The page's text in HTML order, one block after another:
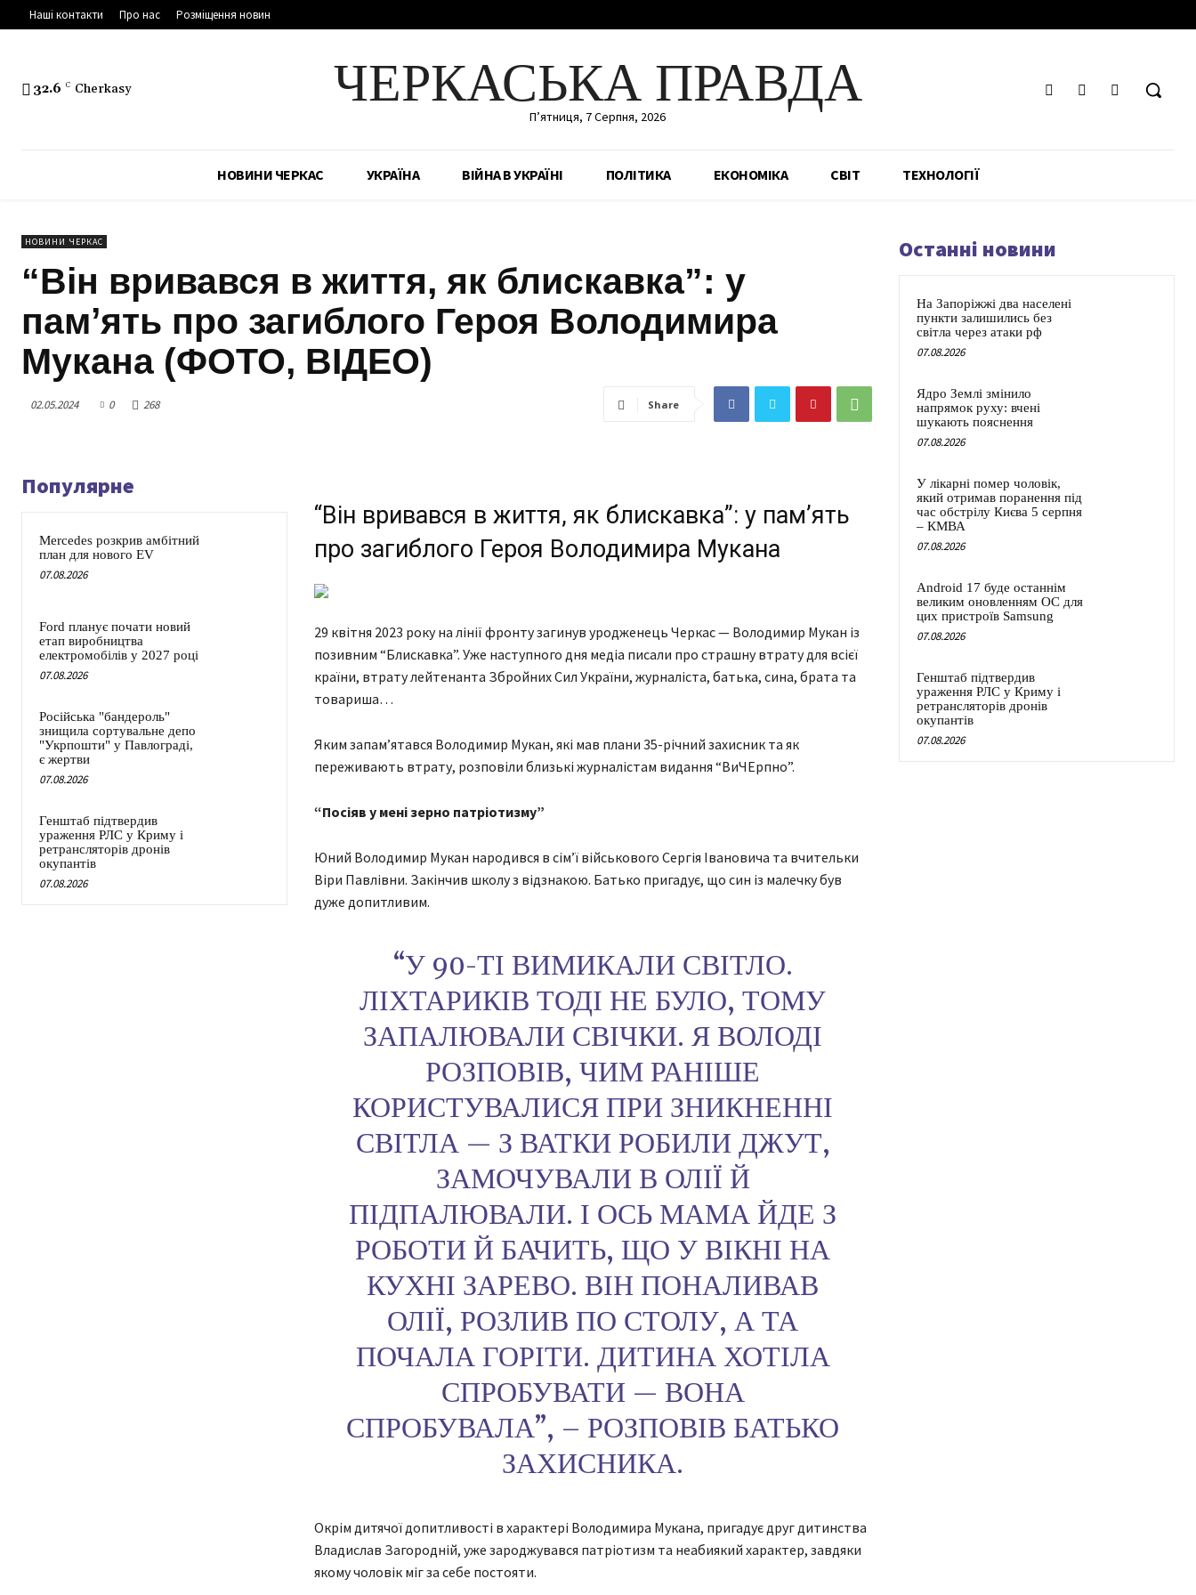
Наші контакти Про нас Розміщення новин
32.6 C Cherkasy ЧЕРКАСЬКА ПРАВДА
П’ятниця, 7 Серпня, 2026
НОВИНИ ЧЕРКАС УКРАЇНА ВІЙНА В УКРАЇНІ ПОЛІТИКА ЕКОНОМІКА СВІТ ТЕХНОЛОГІЇ
НОВИНИ ЧЕРКАС
“Він вривався в життя, як блискавка”: у
памʼять про загиблого Героя Володимира
Мукана (ФОТО, ВІДЕО)
02.05.2024 0 268 Share
Популярне
Mercedes розкрив амбітний
план для нового EV
07.08.2026
Ford планує почати новий
етап виробництва
електромобілів у 2027 році
07.08.2026
Російська "бандероль"
знищила сортувальне депо
"Укрпошти" у Павлограді,
є жертви
07.08.2026
Генштаб підтвердив
ураження РЛС у Криму і
ретрансляторів дронів
окупантів
07.08.2026
“Він вривався в життя, як блискавка”: у памʼять
про загиблого Героя Володимира Мукана
29 квітня 2023 року на лінії фронту загинув уродженець Черкас — Володимир Мукан із
позивним “Блискавка”. Уже наступного дня медіа писали про страшну втрату для всієї
країни, втрату лейтенанта Збройних Сил України, журналіста, батька, сина, брата та
товариша…
Яким запам’ятався Володимир Мукан, які мав плани 35-річний захисник та як
переживають втрату, розповіли близькі журналістам видання “ВиЧЕрпно”.
“Посіяв у мені зерно патріотизму”
Юний Володимир Мукан народився в сімʼї військового Сергія Івановича та вчительки
Віри Павлівни. Закінчив школу з відзнакою. Батько пригадує, що син із малечку був
дуже допитливим.
“У 90-ТІ ВИМИКАЛИ СВІТЛО.
ЛІХТАРИКІВ ТОДІ НЕ БУЛО, ТОМУ
ЗАПАЛЮВАЛИ СВІЧКИ. Я ВОЛОДІ
РОЗПОВІВ, ЧИМ РАНІШЕ
КОРИСТУВАЛИСЯ ПРИ ЗНИКНЕННІ
СВІТЛА — З ВАТКИ РОБИЛИ ДЖУТ,
ЗАМОЧУВАЛИ В ОЛІЇ Й
ПІДПАЛЮВАЛИ. І ОСЬ МАМА ЙДЕ З
РОБОТИ Й БАЧИТЬ, ЩО У ВІКНІ НА
КУХНІ ЗАРЕВО. ВІН ПОНАЛИВАВ
ОЛІЇ, РОЗЛИВ ПО СТОЛУ, А ТА
ПОЧАЛА ГОРІТИ. ДИТИНА ХОТІЛА
СПРОБУВАТИ — ВОНА
СПРОБУВАЛА”, – РОЗПОВІВ БАТЬКО
ЗАХИСНИКА.
Окрім дитячої допитливості в характері Володимира Мукана, пригадує друг дитинства
Владислав Загородній, уже зароджувався патріотизм та неабиякий характер, завдяки
якому чоловік міг за себе постояти.
Останні новини
На Запоріжжі два населені
пункти залишились без
світла через атаки рф
07.08.2026
Ядро Землі змінило
напрямок руху: вчені
шукають пояснення
07.08.2026
У лікарні помер чоловік,
який отримав поранення під
час обстрілу Києва 5 серпня
– КМВА
07.08.2026
Android 17 буде останнім
великим оновленням ОС для
цих пристроїв Samsung
07.08.2026
Генштаб підтвердив
ураження РЛС у Криму і
ретрансляторів дронів
окупантів
07.08.2026